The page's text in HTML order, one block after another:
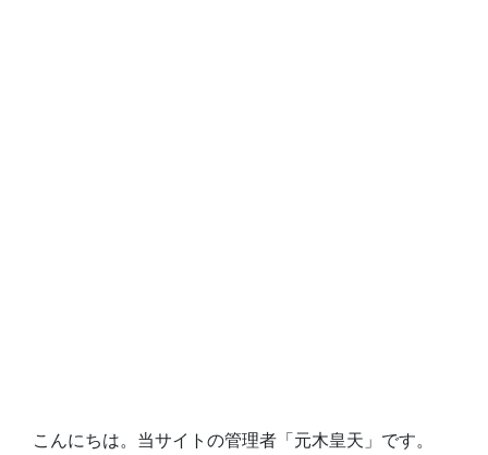
こんにちは。当サイトの管理者「元木皇天」です。